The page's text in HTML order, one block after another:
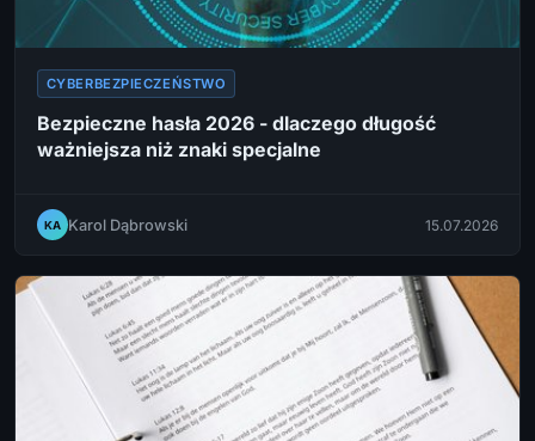
CYBERBEZPIECZEŃSTWO
Bezpieczne hasła 2026 - dlaczego długość
ważniejsza niż znaki specjalne
KA Karol Dąbrowski 15.07.2026